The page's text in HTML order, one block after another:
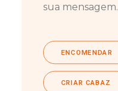
sua mensagem.
ENCOMENDAR
CRIAR CABAZ